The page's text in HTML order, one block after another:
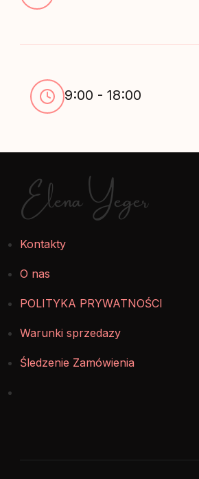
9:00 - 18:00
Elena Yeger
Kontakty
O nas
POLITYKA PRYWATNOŚCI
Warunki sprzedazy
Śledzenie Zamówienia